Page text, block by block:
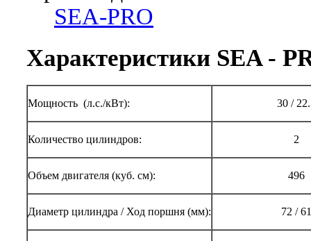
SEA-PRO
Характеристики SEA -
Мощность (л.с./кВт): 30 /
Количество цилиндров: 2
Объем двигателя (куб. см): 496
Диаметр цилиндра / Ход поршня (мм): 72 / 61